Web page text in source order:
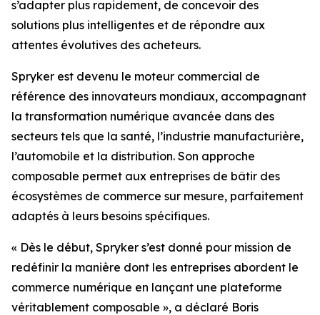
s’adapter plus rapidement, de concevoir des
solutions plus intelligentes et de répondre aux
attentes évolutives des acheteurs.
Spryker est devenu le moteur commercial de
référence des innovateurs mondiaux, accompagnant
la transformation numérique avancée dans des
secteurs tels que la santé, l’industrie manufacturière,
l’automobile et la distribution. Son approche
composable permet aux entreprises de bâtir des
écosystèmes de commerce sur mesure, parfaitement
adaptés à leurs besoins spécifiques.
« Dès le début, Spryker s’est donné pour mission de
redéfinir la manière dont les entreprises abordent le
commerce numérique en lançant une plateforme
véritablement composable », a déclaré Boris